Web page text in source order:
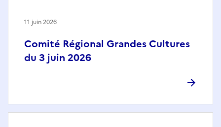
Comité Régional Grandes Cultures
du 3 juin 2026
11 juin 2026